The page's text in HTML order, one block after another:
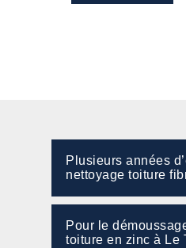
Plusieurs années
nettoyage toiture
Pour le
toiture en zinc à Le